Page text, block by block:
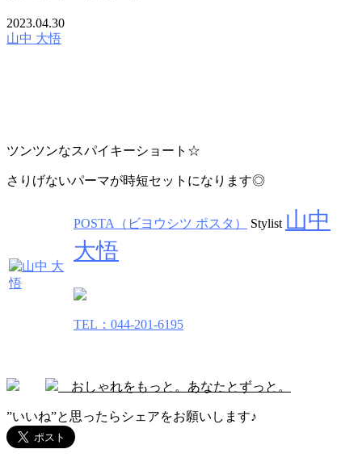
2023.04.30
山中 大悟
ツンツンなスパイキーショート☆
さりげないパーマが時短セットになります◎
POSTA（ビヨウシツ ポスタ） Stylist 山中
大悟
TEL：044-201-6195
おしゃれをもっと。あなたとずっと。
”いいね”と思ったらシェアをお願いします♪